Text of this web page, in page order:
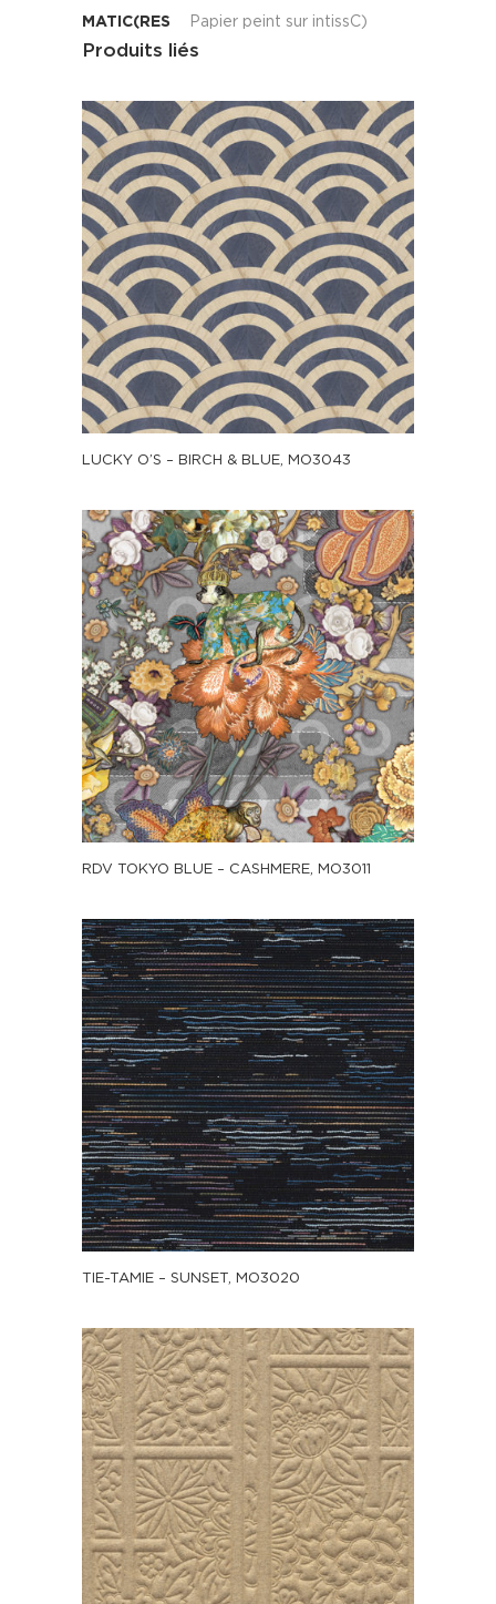
MATIC(RES
Papier peint sur intissC)
Produits liés
LUCKY O’S – BIRCH & BLUE, MO3043
RDV TOKYO BLUE – CASHMERE, MO3011
TIE-TAMIE – SUNSET, MO3020